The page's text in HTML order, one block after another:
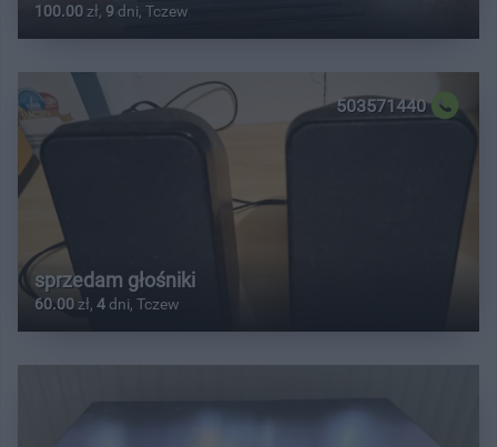
100.00 zł, 9dni, Tczew
503571440
sprzedam głośniki
60.00 zł, 4 dni, Tczew